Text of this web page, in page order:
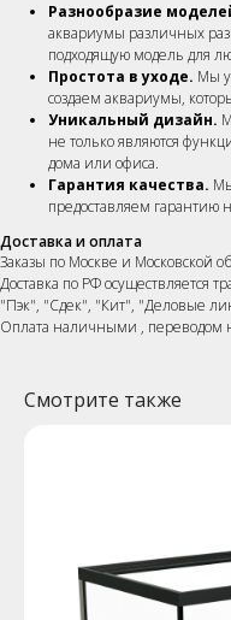
Разнообразие
аквариумы различных
подходящую модель для
Простота в уходе. Мы
создаем аквариумы,
Уникальный дизайн.
не только являются
дома или офиса.
Гарантия качества.
предоставляем гарантию
Доставка и оплата
Заказы по Москве и Московской
Доставка по РФ осуществляется
"Пэк", "Сдек", "Кит", "Деловые
Оплата наличными , переводом
Смотрите также